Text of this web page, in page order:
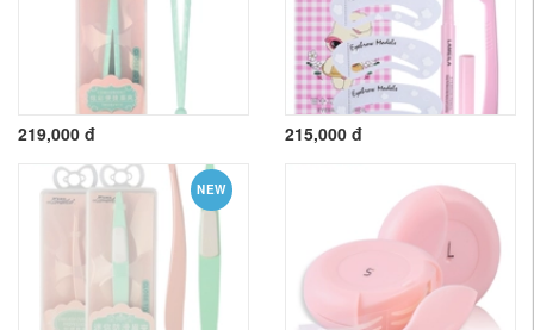
219,000 đ 215,000 đ
NEW